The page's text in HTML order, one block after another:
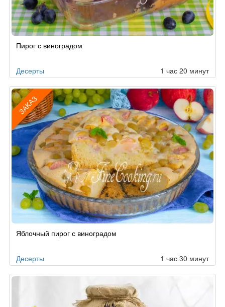
Пирог с виноградом
Десерты 1 час 20 минут
ЗАКАЗ
поЯблочный пирог с виноградом
Десерты 1 час 30 минут